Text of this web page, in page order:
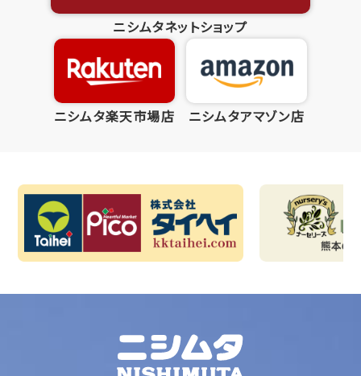
ニシムタネットショップ
ニシムタ楽天市場店 ニシムタアマゾン店